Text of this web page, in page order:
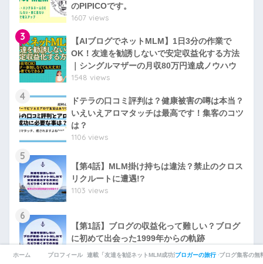
のPIPICOです。
1607 views
3
【AIブログでネットMLM】1日3分の作業で
OK！友達を勧誘しないで安定収益化する方法
｜シングルマザーの月収80万円達成ノウハウ
1548 views
4
ドテラの口コミ評判は？健康被害の噂は本当？
いえいえアロマタッチは最高です！集客のコツ
は？
1106 views
5
【第4話】MLM掛け持ちは違法？禁止のクロス
リクルートに遭遇!?
1103 views
6
【第1話】ブログの収益化って難しい？ブログ
に初めて出会った1999年からの軌跡
786 views
ホーム プロフィール 連載「友達を勧誘しないネットMLM成功術」
ネットMLM成功法のご感想ブロガーの旅行・グルメブログ集客の無